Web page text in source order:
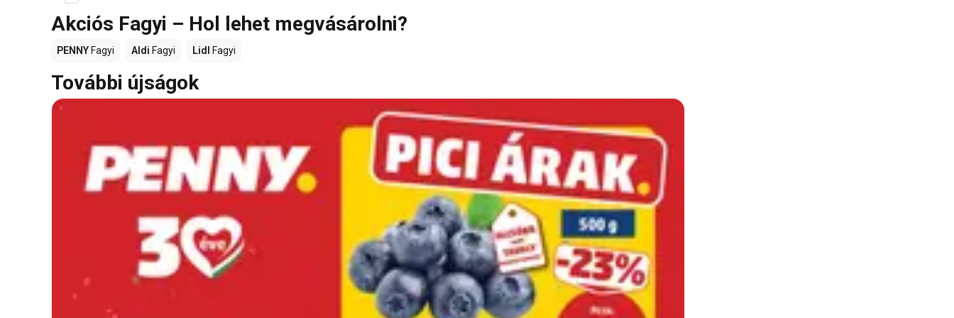
Akciós Fagyi – Hol lehet megvásárolni?
PENNY Fagyi Aldi Fagyi Lidl Fagyi
További újságok